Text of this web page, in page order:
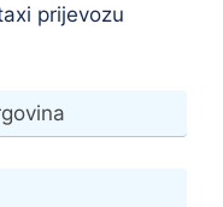
prijevozu